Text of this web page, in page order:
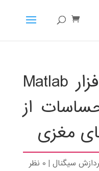
استفاده از نرم افزار Matlab
از
مغزی
سیگنال| 0 نظر